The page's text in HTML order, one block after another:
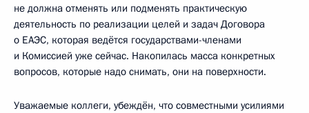
не должна отменять или подменять практическую
деятельность по реализации целей и задач Договора
о ЕАЭС, которая ведётся государствами-членами
и Комиссией уже сейчас. Накопилась масса конкретных
вопросов, которые надо снимать, они на поверхности.
Уважаемые коллеги, убеждён, что совместными усилиями